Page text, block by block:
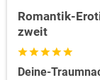
Romantik-
zweit
Deine-